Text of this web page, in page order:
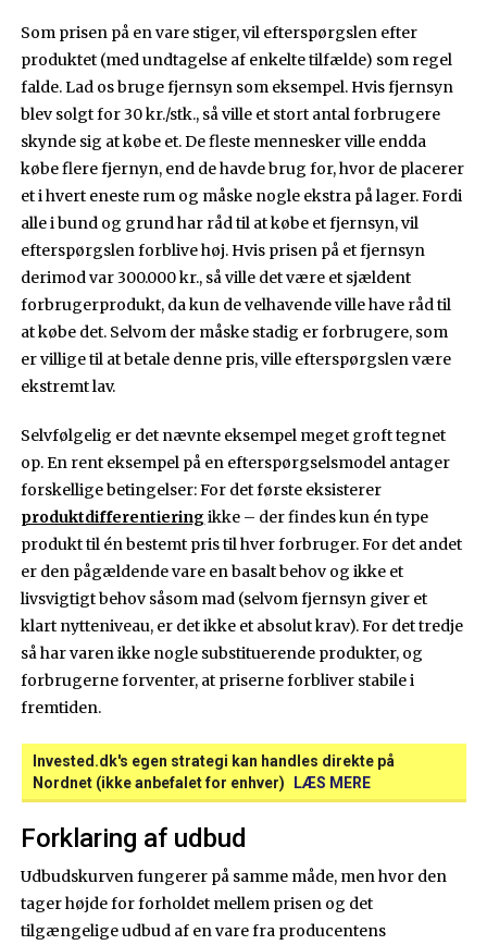
Som prisen på en vare stiger, vil efterspørgslen efter
produktet (med undtagelse af enkelte tilfælde) som regel
falde. Lad os bruge fjernsyn som eksempel. Hvis fjernsyn
blev solgt for 30 kr./stk., så ville et stort antal forbrugere
skynde sig at købe et. De fleste mennesker ville endda
købe flere fjernyn, end de havde brug for, hvor de placerer
et i hvert eneste rum og måske nogle ekstra på lager. Fordi
alle i bund og grund har råd til at købe et fjernsyn, vil
efterspørgslen forblive høj. Hvis prisen på et fjernsyn
derimod var 300.000 kr., så ville det være et sjældent
forbrugerprodukt, da kun de velhavende ville have råd til
at købe det. Selvom der måske stadig er forbrugere, som
er villige til at betale denne pris, ville efterspørgslen være
ekstremt lav.
Selvfølgelig er det nævnte eksempel meget groft tegnet
op. En rent eksempel på en efterspørgselsmodel antager
forskellige betingelser: For det første eksisterer
produktdifferentieringikke – der findes kun én type
produkt til én bestemt pris til hver forbruger. For det andet
er den pågældende vare en basalt behov og ikke et
livsvigtigt behov såsom mad (selvom fjernsyn giver et
klart nytteniveau, er det ikke et absolut krav). For det tredje
så har varen ikke nogle substituerende produkter, og
forbrugerne forventer, at priserne forbliver stabile i
fremtiden.
Invested.dk's egen strategi kan handles direkte på
Nordnet (ikke anbefalet for enhver)
LÆS MERE
Forklaring af udbud
Udbudskurven fungerer på samme måde, men hvor den
tager højde for forholdet mellem prisen og det
tilgængelige udbud af en vare fra producentens